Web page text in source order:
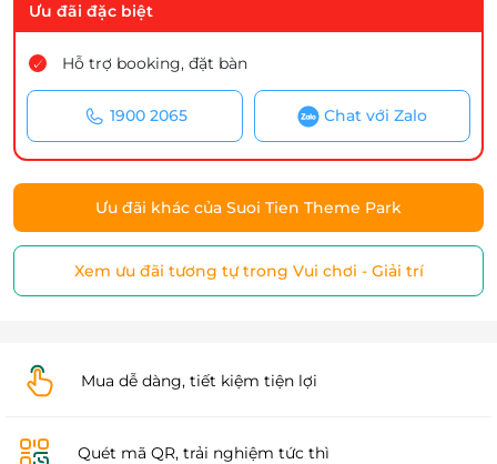
Ưu đãi đặc biệt
Hỗ trợ booking, đặt bàn
1900 2065 Chat với Zalo
Ưu đãi khác của Suoi Tien Theme Park
Xem ưu đãi tương tự trong Vui chơi - Giải trí
Mua dễ dàng, tiết kiệm tiện lợi
Quét mã QR, trải nghiệm tức thì